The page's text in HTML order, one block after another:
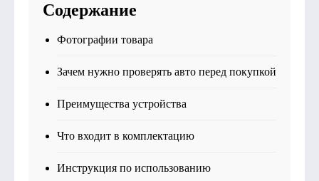
Содержание
Фотографии товара
Зачем нужно проверять авто перед покупкой
Преимущества устройства
Что входит в комплектацию
Инструкция по использованию